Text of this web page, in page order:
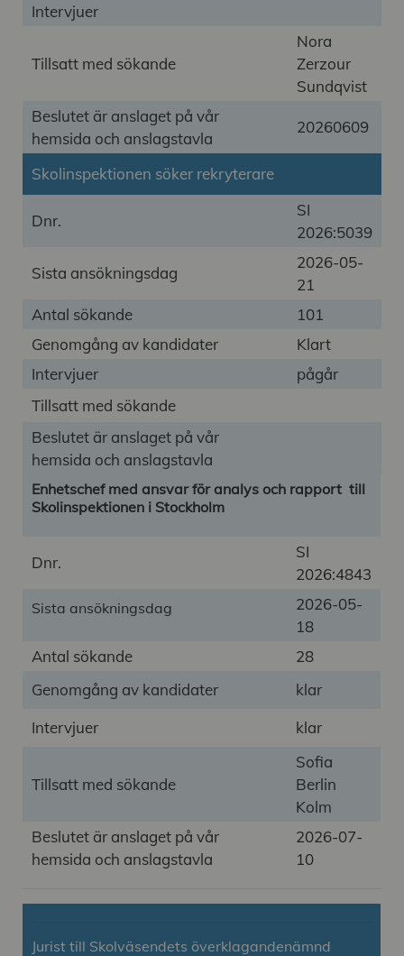
Intervjuer
Tillsatt med sökande
Nora
Zerzour
Sundqvist
Beslutet är anslaget på vår
hemsida och anslagstavla
20260609
Skolinspektionen söker rekryterare
Dnr.
SI
2026:5039
Sista ansökningsdag
2026-05-
21
Antal sökande
101
Genomgång av kandidater
Klart
Intervjuer
pågår
Tillsatt med sökande
Beslutet är anslaget på vår
hemsida och anslagstavla
Enhetschef med ansvar för analys och rapport till
Skolinspektionen i Stockholm
Dnr.
SI
2026:4843
Sista ansökningsdag
2026-05-
18
Antal sökande
28
Genomgång av kandidater
klar
Intervjuer
klar
Tillsatt med sökande
Sofia
Berlin
Kolm
Beslutet är anslaget på vår
hemsida och anslagstavla
2026-07-
10
Jurist till Skolväsendets överklagandenämnd